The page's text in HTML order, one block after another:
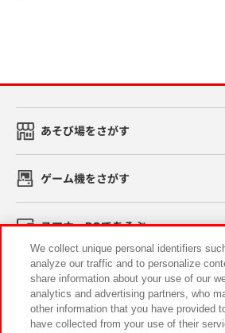
あそび場をさがす
ゲーム機をさがす
スマホ・PCであそぶ
イベント・キャンペーン
We collect unique personal identifiers
analyze our traffic and to personalize
share information about your use of our
analytics and advertising partners, who
other information that you have provided
have collected from your use of their